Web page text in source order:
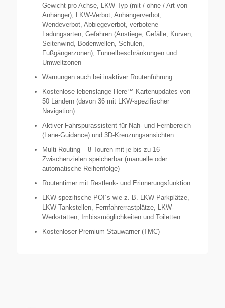
Gewicht pro Achse, LKW-Typ (mit / ohne / Art von
Anhänger), LKW-Verbot, Anhängerverbot,
Wendeverbot, Abbiegeverbot, verbotene
Ladungsarten, Gefahren (Anstiege, Gefälle, Kurven,
Seitenwind, Bodenwellen, Schulen,
Fußgängerzonen), Tunnelbeschränkungen und
Umweltzonen
Warnungen auch bei inaktiver Routenführung
Kostenlose lebenslange Here™-Kartenupdates von
50 Ländern (davon 36 mit LKW-spezifischer
Navigation)
Aktiver Fahrspurassistent für Nah- und Fernbereich
(Lane-Guidance) und 3D-Kreuzungsansichten
Multi-Routing – 8 Touren mit je bis zu 16
Zwischenzielen speicherbar (manuelle oder
automatische Reihenfolge)
Routentimer mit Restlenk- und Erinnerungsfunktion
LKW-spezifische POI´s wie z. B. LKW-Parkplätze,
LKW-Tankstellen, Fernfahrerrastplätze, LKW-
Werkstätten, Imbissmöglichkeiten und Toiletten
Kostenloser Premium Stauwarner (TMC)